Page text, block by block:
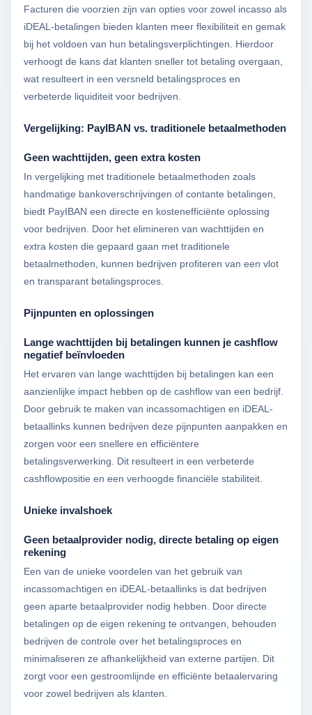
Facturen die voorzien zijn van opties voor zowel incasso als
iDEAL-betalingen bieden klanten meer flexibiliteit en gemak
bij het voldoen van hun betalingsverplichtingen. Hierdoor
verhoogt de kans dat klanten sneller tot betaling overgaan,
wat resulteert in een versneld betalingsproces en
verbeterde liquiditeit voor bedrijven.
Vergelijking: PayIBAN vs. traditionele betaalmethoden
Geen wachttijden, geen extra kosten
In vergelijking met traditionele betaalmethoden zoals
handmatige bankoverschrijvingen of contante betalingen,
biedt PayIBAN een directe en kostenefficiënte oplossing
voor bedrijven. Door het elimineren van wachttijden en
extra kosten die gepaard gaan met traditionele
betaalmethoden, kunnen bedrijven profiteren van een vlot
en transparant betalingsproces.
Pijnpunten en oplossingen
Lange wachttijden bij betalingen kunnen je cashflow
negatief beïnvloeden
Het ervaren van lange wachttijden bij betalingen kan een
aanzienlijke impact hebben op de cashflow van een bedrijf.
Door gebruik te maken van incassomachtigen en iDEAL-
betaallinks kunnen bedrijven deze pijnpunten aanpakken en
zorgen voor een snellere en efficiëntere
betalingsverwerking. Dit resulteert in een verbeterde
cashflowpositie en een verhoogde financiële stabiliteit.
Unieke invalshoek
Geen betaalprovider nodig, directe betaling op eigen
rekening
Een van de unieke voordelen van het gebruik van
incassomachtigen en iDEAL-betaallinks is dat bedrijven
geen aparte betaalprovider nodig hebben. Door directe
betalingen op de eigen rekening te ontvangen, behouden
bedrijven de controle over het betalingsproces en
minimaliseren ze afhankelijkheid van externe partijen. Dit
zorgt voor een gestroomlijnde en efficiënte betaalervaring
voor zowel bedrijven als klanten.